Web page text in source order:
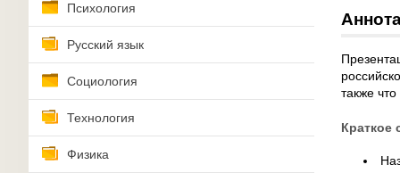
Психология
Русский язык
Социология
Технология
Физика
также
Краткое